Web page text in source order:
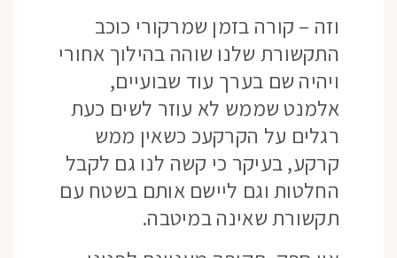
וזה – קורה בזמן שמרקורי כוכב
התקשורת שלנו שוהה בהילוך אחורי
ויהיה שם בערך עוד שבועיים,
אלמנט שממש לא עוזר לשים כעת
רגלים על הקרקעכ כשאין ממש
קרקע, בעיקר כי קשה לנו גם לקבל
החלטות וגם ליישם אותם בשטח עם
תקשורת שאינה במיטבה.